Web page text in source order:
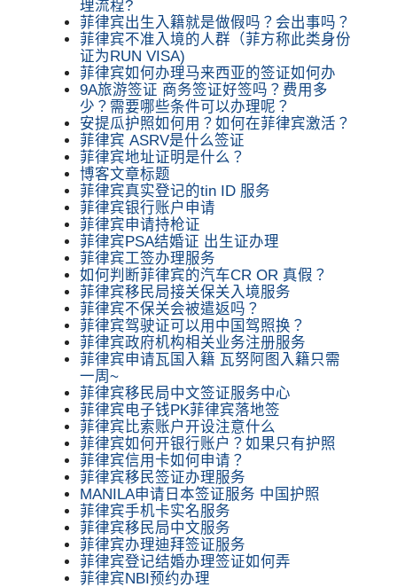
理流程?
菲律宾出生入籍就是做假吗？会出事吗？
菲律宾不准入境的人群（菲方称此类身份
证为RUN VISA)
菲律宾如何办理马来西亚的签证如何办
9A旅游签证 商务签证好签吗？费用多
少？需要哪些条件可以办理呢？
安提瓜护照如何用？如何在菲律宾激活？
菲律宾 ASRV是什么签证
菲律宾地址证明是什么？
博客文章标题
菲律宾真实登记的tin ID 服务
菲律宾银行账户申请
菲律宾申请持枪证
菲律宾PSA结婚证 出生证办理
菲律宾工签办理服务
如何判断菲律宾的汽车CR OR 真假？
菲律宾移民局接关保关入境服务
菲律宾不保关会被遣返吗？
菲律宾驾驶证可以用中国驾照换？
菲律宾政府机构相关业务注册服务
菲律宾申请瓦国入籍 瓦努阿图入籍只需
一周~
菲律宾移民局中文签证服务中心
菲律宾电子钱PK菲律宾落地签
菲律宾比索账户开设注意什么
菲律宾如何开银行账户？如果只有护照
菲律宾信用卡如何申请？
菲律宾移民签证办理服务
MANILA申请日本签证服务 中国护照
菲律宾手机卡实名服务
菲律宾移民局中文服务
菲律宾办理迪拜签证服务
菲律宾登记结婚办理签证如何弄
菲律宾NBI预约办理